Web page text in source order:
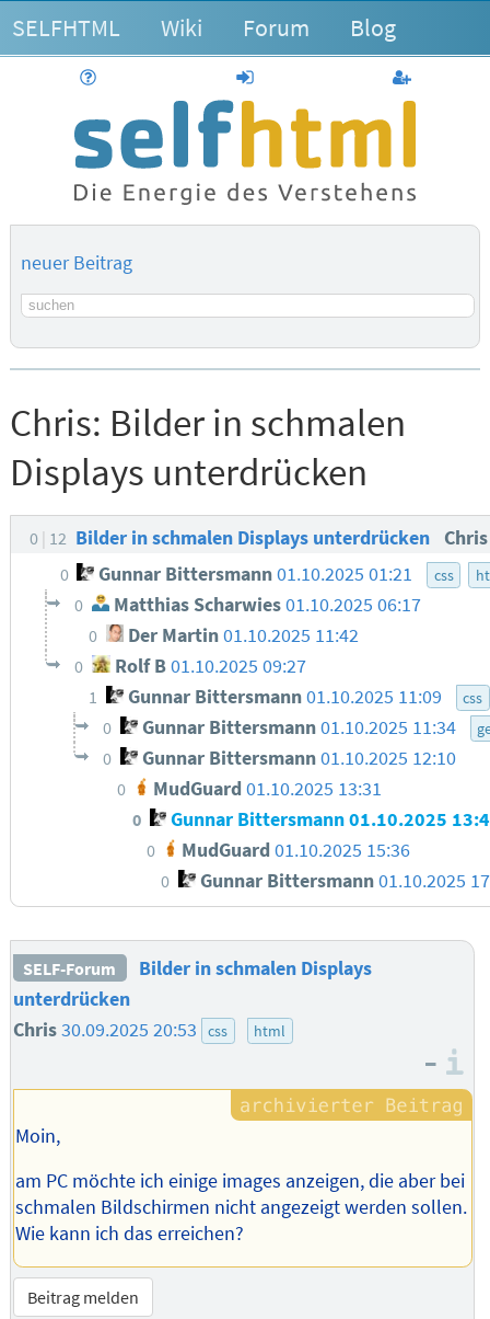
SELFHTML Wiki Forum Blog
anmelden
neuer Beitrag
Suchbegriff
Chris: Bilder in schmalen
Displays unterdrücken
0 12 Bilder in schmalen Displays unterdrücken
0 Gunnar Bittersmann01.10.2025 01:21 css
0 Matthias Scharwies 01.10.2025 06:17
0 Der Martin01.10.2025 11:42
0 Rolf B01.10.2025 09:27
1 Gunnar Bittersmann01.10.2025 11:09 css
0 Gunnar Bittersmann01.10.2025 11:34
0 Gunnar Bittersmann01.10.2025 12:10
0 MudGuard 01.10.2025 13:31
0 Gunnar Bittersmann01.10.2025
0 MudGuard 01.10.2025 15:36
0 Gunnar Bittersmann01.10.2025
SELF-Forum
Bilder in schmalen Displays
unterdrücken
Chris30.09.2025 20:53 css html
–
Moin,
am PC möchte ich einige images anzeigen, die aber bei
schmalen Bildschirmen nicht angezeigt werden sollen.
Wie kann ich das erreichen?
Beitrag melden